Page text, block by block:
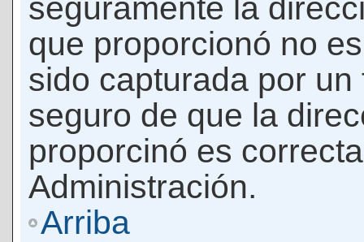
seguramente la
que proporcionó no
sido capturada por
seguro de que la
proporcinó es
Administración.
Arriba